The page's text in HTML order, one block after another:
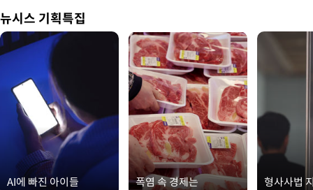
뉴시스 기획특집
AI에 빠진 아이들 폭염 속 경제는 형사사법